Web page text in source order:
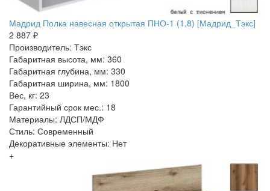
Мадрид Полка навесная открытая ПНО-1 (1,8) [Мадрид_Тэкс]
2 887 ₽
Производитель: Тэкс
Габаритная высота, мм: 360
Габаритная глубина, мм: 330
Габаритная ширина, мм: 1800
Вес, кг: 23
Гарантийный срок мес.: 18
Материалы: ЛДСП/МДФ
Стиль: Современный
Декоративные элементы: Нет
+